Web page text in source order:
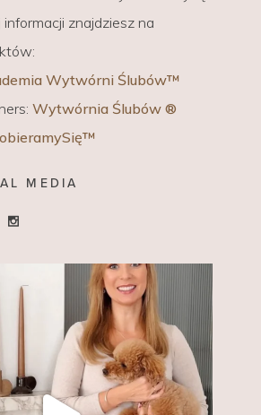
znajdziesz na
Wytwórni Ślubów™
Wytwórnia Ślubów ®
MEDIA